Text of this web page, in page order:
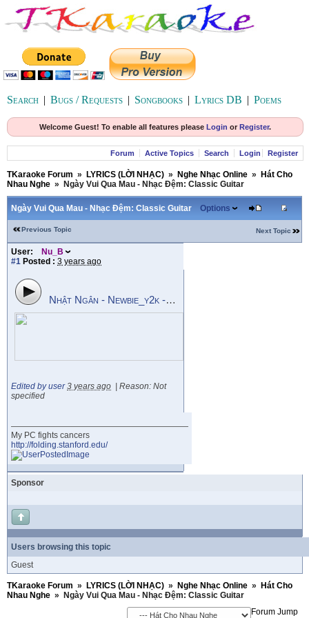
Search | Bugs / Requests | Songbooks | Lyrics DB | Poems
Welcome Guest! To enable all features please Login or Register.
Forum Active Topics Search Login Register
TKaraoke Forum » LYRICS (LỜI NHẠC) » Nghe Nhạc Online »
Hát Cho
Nhau Nghe » Ngày Vui Qua Mau - Nhạc Đệm: Classic Guitar
Ngày Vui Qua Mau - Nhạc Đệm: Classic Guitar Options
Previous Topic Next Topic
User:
Nu_B
#1 Posted : 3 years ago
Nhật Ngân - Newbie_y2k - Ngày Vui Qua Mau
Edited by user 3 years ago
Reason: Not
specified
My PC fights cancers
http://folding.stanford.edu/
Sponsor
Users browsing this topic
Guest
TKaraoke Forum » LYRICS (LỜI NHẠC) » Nghe Nhạc Online »
Hát Cho
Nhau Nghe »
Ngày Vui Qua Mau - Nhạc Đệm: Classic Guitar
Forum Jump